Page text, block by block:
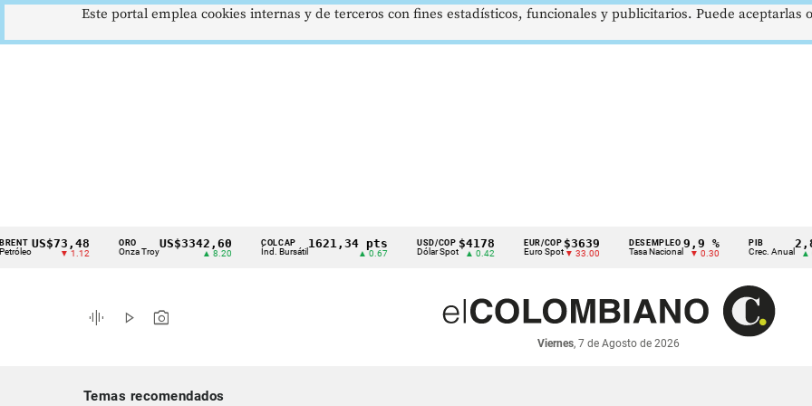
Cintillo
indicadores
económicos
US$73,48
▼ 1.12
ORO
Onza Troy
US$3342,60 COLCAP
Índ. Bursátil
1621,34 pts USD/COP
Dólar Spot
$4178
▲ 0.42
EUR/COP
Euro Spot
$3639
▼ 33.00
DESEMPLEO
Tasa Nacional
9,9 %
▼ 0.30
PIB
Crec. Anual
2,8 %
▲ 0.10
graphic_eq play_arrow photo_camera
Viernes, 7 de Agosto de 2026
Temas recomendados
Este portal emplea cookies internas y de terceros con fines estadísticos, funcionales y publicitarios. Puede aceptarlas